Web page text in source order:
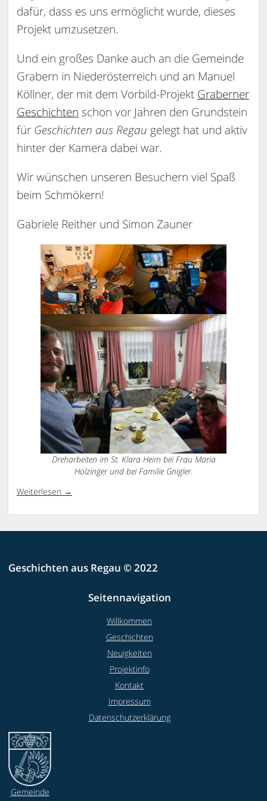
dafür, dass es uns ermöglicht wurde, dieses
Projekt umzusetzen.
Und ein großes Danke auch an die Gemeinde
Grabern in Niederösterreich und an Manuel
Köllner, der mit dem Vorbild-Projekt Graberner
Geschichten schon vor Jahren den Grundstein
für Geschichten aus Regau gelegt hat und aktiv
hinter der Kamera dabei war.
Wir wünschen unseren Besuchern viel Spaß
beim Schmökern!
Gabriele Reither und Simon Zauner
Dreharbeiten im St. Klara Heim bei Frau Maria
Holzinger und bei Familie Gnigler.
Weiterlesen
Geschichten aus Regau © 2022
Seitennavigation
Willkommen
Geschichten
Neuigkeiten
Projektinfo
Kontakt
Impressum
Datenschutzerklärung
Gemeinde